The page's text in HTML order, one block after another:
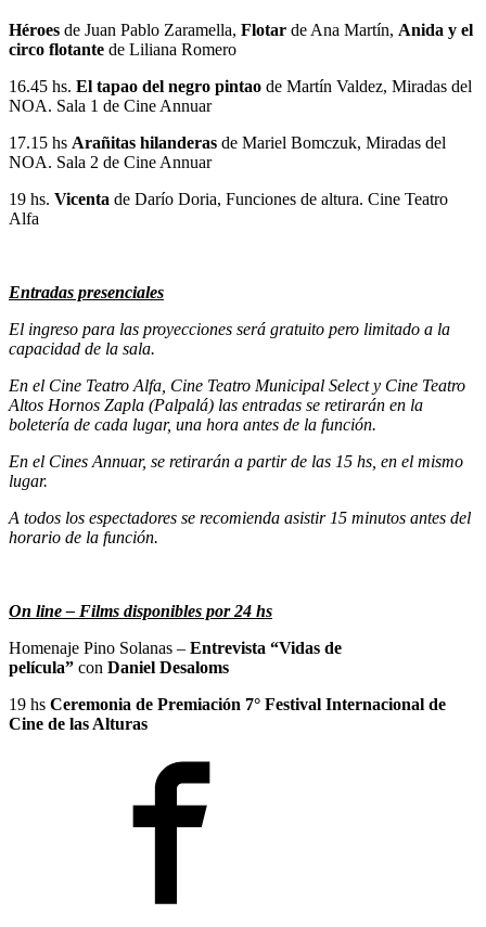
Héroes de Juan Pablo Zaramella, Flotar de Ana Martín, Anida y el
circo flotante de Liliana Romero
16.45 hs. El tapao del negro pintao de Martín Valdez, Miradas del
NOA. Sala 1 de Cine Annuar
17.15 hs Arañitas hilanderas de Mariel Bomczuk, Miradas del
NOA. Sala 2 de Cine Annuar
19 hs. Vicenta de Darío Doria, Funciones de altura. Cine Teatro
Alfa
Entradas presenciales
El ingreso para las proyecciones será gratuito pero limitado a la
capacidad de la sala.
En el Cine Teatro Alfa, Cine Teatro Municipal Select y Cine Teatro
Altos Hornos Zapla (Palpalá) las entradas se retirarán en la
boletería de cada lugar, una hora antes de la función.
En el Cines Annuar, se retirarán a partir de las 15 hs, en el mismo
lugar.
A todos los espectadores se recomienda asistir 15 minutos antes del
horario de la función.
On line – Films disponibles por 24 hs
Homenaje Pino Solanas – Entrevista “Vidas de
película” con Daniel Desaloms
19 hs Ceremonia de Premiación 7° Festival Internacional de
Cine de las Alturas